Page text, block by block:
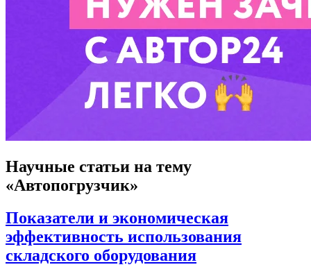
Научные статьи на тему
«Автопогрузчик»
Показатели и экономическая
эффективность использования
складского оборудования